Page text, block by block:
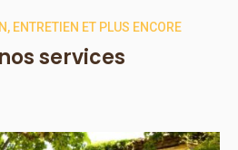
ENTRETIEN ET PLUS ENCORE
services